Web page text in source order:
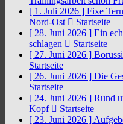
[ 1. Juli 2026 ] Fixe
Nord-Ost
Startseite
[ 28. Juni 2026 ] Ein
schlagen
Startseite
[ 27. Juni 2026 ]
Startseite
[ 26. Juni 2026 ] Die
Startseite
[ 24. Juni 2026 ] Rund
Kopf
Startseite
[ 23. Juni 2026 ]